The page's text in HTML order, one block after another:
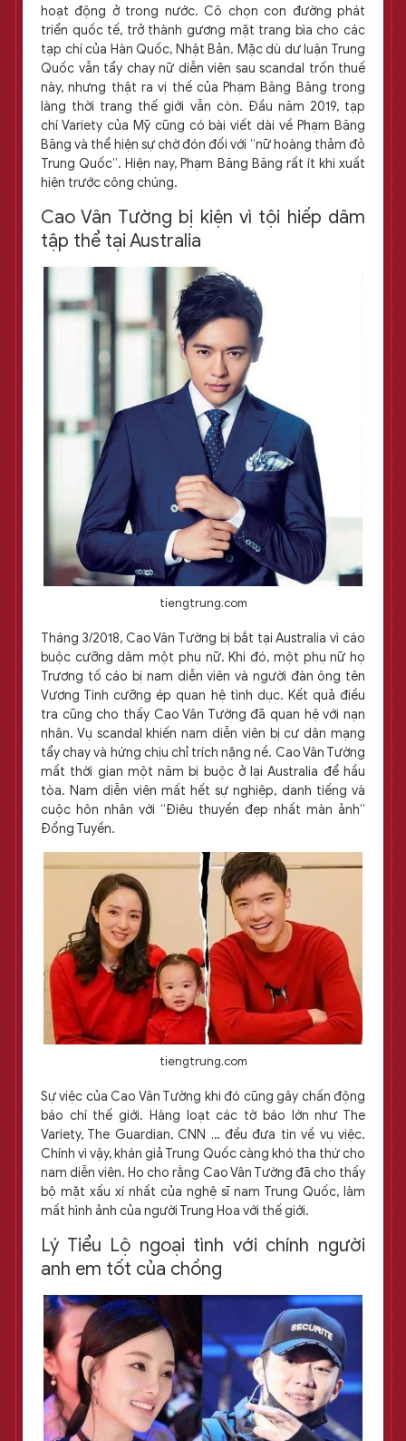
hoạt động ở trong nước. Cô chọn con đường phát
triển quốc tế, trở thành gương mặt trang bìa cho các
tạp chí của Hàn Quốc, Nhật Bản. Mặc dù dư luận Trung
Quốc vẫn tẩy chay nữ diễn viên sau scandal trốn thuế
này, nhưng thật ra vị thế của Phạm Băng Băng trong
làng thời trang thế giới vẫn còn. Đầu năm 2019, tạp
chí Variety của Mỹ cũng có bài viết dài về Phạm Băng
Băng và thể hiện sự chờ đón đối với “nữ hoàng thảm đỏ
Trung Quốc”. Hiện nay, Phạm Băng Băng rất ít khi xuất
hiện trước công chúng.
Cao Vân Tường bị kiện vì tội hiếp dâm
tập thể tại Australia
tiengtrung.com
Tháng 3/2018, Cao Vân Tường bị bắt tại Australia vì cáo
buộc cưỡng dâm một phụ nữ. Khi đó, một phụ nữ họ
Trương tố cáo bị nam diễn viên và người đàn ông tên
Vương Tinh cưỡng ép quan hệ tình dục. Kết quả điều
tra cũng cho thấy Cao Vân Tường đã quan hệ với nạn
nhân. Vụ scandal khiến nam diễn viên bị cư dân mạng
tẩy chay và hứng chịu chỉ trích nặng nề. Cao Vân Tường
mất thời gian một năm bị buộc ở lại Australia để hầu
tòa. Nam diễn viên mất hết sự nghiệp, danh tiếng và
cuộc hôn nhân với “Điêu thuyền đẹp nhất màn ảnh”
Đổng Tuyền.
tiengtrung.com
Sự việc của Cao Vân Tường khi đó cũng gây chấn động
báo chí thế giới. Hàng loạt các tờ báo lớn như The
Variety, The Guardian, CNN … đều đưa tin về vụ việc.
Chính vì vậy, khán giả Trung Quốc càng khó tha thứ cho
nam diễn viên. Họ cho rằng Cao Vân Tường đã cho thấy
bộ mặt xấu xí nhất của nghệ sĩ nam Trung Quốc, làm
mất hình ảnh của người Trung Hoa với thế giới.
Lý Tiểu Lộ ngoại tình với chính người
anh em tốt của chồng